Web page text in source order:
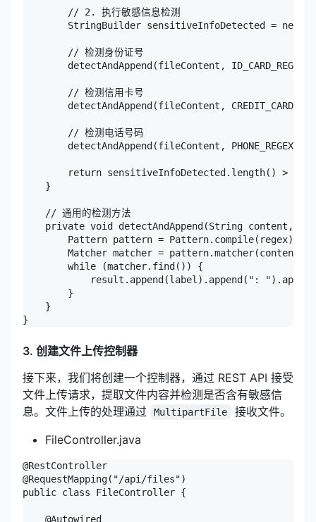
// 2. 执行敏感信息检测
StringBuilder sensitiveInfoDetected = new
// 检测身份证号
detectAndAppend(fileContent, ID_CARD_REGEX,
// 检测信用卡号
detectAndAppend(fileContent,
// 检测电话号码
detectAndAppend(fileContent, PHONE_REGEX, "
return sensitiveInfoDetected.length() > 0 ?
}
// 通用的检测方法
private void detectAndAppend(String content,
Pattern pattern = Pattern.compile(regex);
Matcher matcher = pattern.matcher(content);
while (matcher.find()) {
result.append(label).append(":
}
}
}
3. 创建文件上传控制器
接下来，我们将创建一个控制器，通过 REST API 接受
文件上传请求，提取文件内容并检测是否含有敏感信
息。文件上传的处理通过
MultipartFile
接收文件。
FileController.java
@RestController
@RequestMapping("/api/files")
public class FileController {
@Autowired